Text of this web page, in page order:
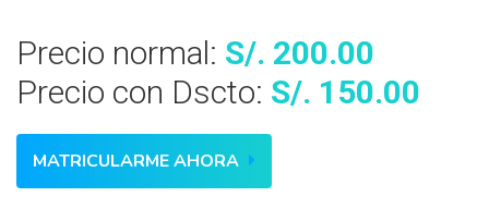
Precio normal: S/. 200.00
Precio con Dscto: S/. 150.00
MATRICULARME AHORA